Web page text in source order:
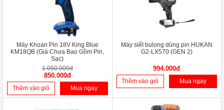
Máy Khoan Pin 18V King Blue
KM18QB (Giá Chưa Bao Gồm Pin,
Sạc)
1.050.000đ
850.000đ
Thêm vào giỏ Mua ngay
Máy siết bulong dùng pin HUKAN
G2-LX570 (GEN 2)
994.000đ
Thêm vào giỏ Mua ngay